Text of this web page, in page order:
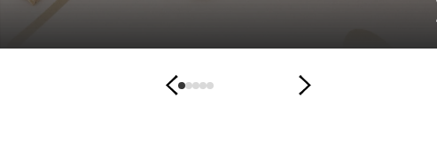
し、さまざまな場面で使いやすい角皿Tト...
2026.08.03